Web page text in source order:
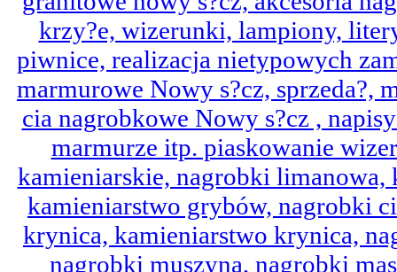
krzy?e, wizerunki, lampiony,
piwnice, realizacja nietypowych
marmurowe Nowy s?cz, sprzeda?,
cia nagrobkowe Nowy s?cz ,
marmurze itp. piaskowanie
kamieniarskie, nagrobki
kamieniarstwo grybów, nagrobki
krynica, kamieniarstwo krynica,
nagrobki muszyna, nagrobki